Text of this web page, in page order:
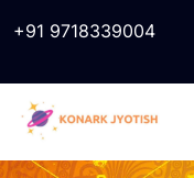
+91 9718339004